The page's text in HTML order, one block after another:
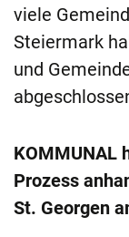
viele
Steiermark
und
KOMMUNAL
Prozess
St. Georgen